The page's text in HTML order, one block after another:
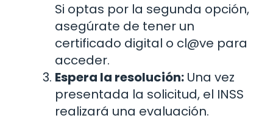
Si optas por la segunda opción,
asegúrate de tener un
certificado digital o cl@ve para
acceder.
Espera la resolución: Una vez
presentada la solicitud, el INSS
realizará una evaluación.